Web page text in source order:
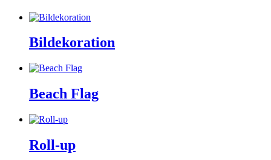
Bildekoration
Beach Flag
Roll-up